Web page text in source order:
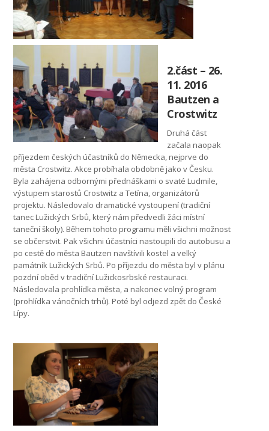
2.část – 26.
11. 2016
Bautzen a
Crostwitz
Druhá část
začala naopak
příjezdem českých účastníků do Německa, nejprve do
města Crostwitz. Akce probíhala obdobně jako v Česku.
Byla zahájena odbornými přednáškami o svaté Ludmile,
výstupem starostů Crostwitz a Tetína, organizátorů
projektu. Následovalo dramatické vystoupení (tradiční
tanec Lužických Srbů, který nám předvedli žáci místní
taneční školy). Během tohoto programu měli všichni možnost
se občerstvit. Pak všichni účastníci nastoupili do autobusu a
po cestě do města Bautzen navštívili kostel a velký
památník Lužických Srbů. Po příjezdu do města byl v plánu
pozdní oběd v tradiční Lužickosrbské restauraci.
Následovala prohlídka města, a nakonec volný program
(prohlídka vánočních trhů). Poté byl odjezd zpět do České
Lípy.